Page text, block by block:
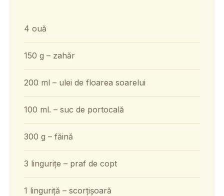
4 ouă
150 g – zahăr
200 ml – ulei de floarea soarelui
100 ml. – suc de portocală
300 g – făină
3 lingurițe – praf de copt
1 linguriță – scorțișoară